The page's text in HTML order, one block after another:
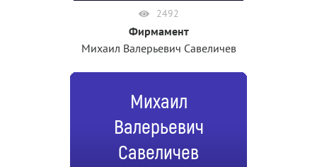
2492
Фирмамент
Михаил Валерьевич Савеличев
Михаил
Валерьевич
Савеличев